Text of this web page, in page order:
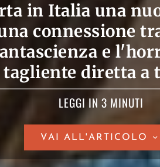
in Italia una
connessione
e
diretta a
LEGGI IN 3 MINUTI
VAI ALL'ARTICOLO